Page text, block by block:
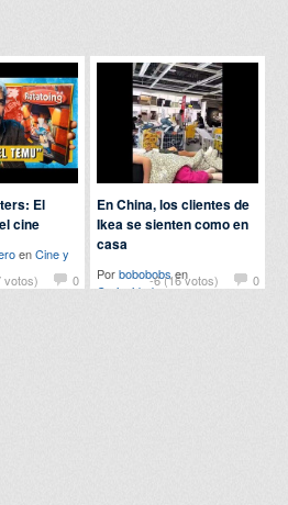
votos) 0
El
cine
enCine y
-6 (16 votos) 0
En China, los clientes de
Ikea se sienten como en
casa
Porbobobobsen
Curiosidades